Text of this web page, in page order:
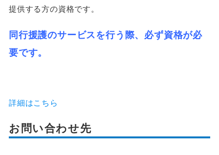
提供する方の資格です。
同行援護のサービスを行う際、必ず資格が必
要です。
詳細はこちら
お問い合わせ先